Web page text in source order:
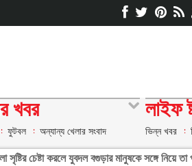
খবর
ফুটবল অন্যান্য খেলার সংবাদ
লাইফ
ভিন্ন খবর
সৃষ্টির চেষ্টা করলে যুবদল বগুড়ার মানুষকে সঙ্গে নিয়ে